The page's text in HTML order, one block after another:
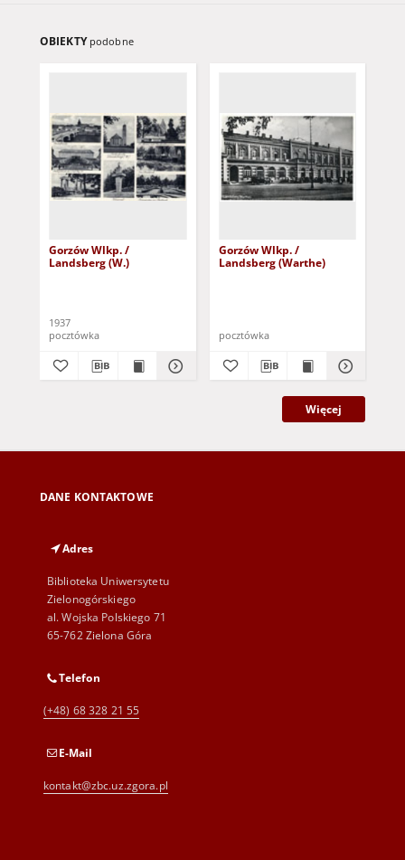
OBIEKTY podobne
Gorzów Wlkp. /
Landsberg (W.)
1937
pocztówka
Gorzów Wlkp. /
Landsberg (Warthe)
pocztówka
Więcej
DANE KONTAKTOWE
Adres
Biblioteka Uniwersytetu
Zielonogórskiego
al. Wojska Polskiego 71
65-762 Zielona Góra
Telefon
(+48) 68 328 21 55
E-Mail
kontakt@zbc.uz.zgora.pl